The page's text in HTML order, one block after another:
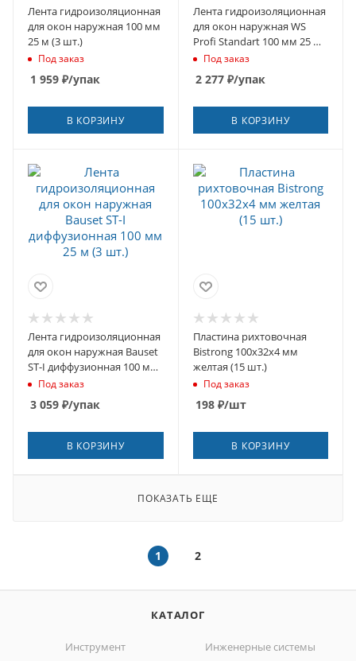
Лента гидроизоляционная
для окон наружная 100 мм
25 м (3 шт.)
Под заказ
1 959 ₽/упак
В КОРЗИНУ
Лента гидроизоляционная
для окон наружная WS
Profi Standart 100 мм 25 м
(3 шт.)
Под заказ
2 277₽/упак
В КОРЗИНУ
Лента гидроизоляционная
для окон наружная Bauset
ST-I диффузионная 100 мм
25 м (3 шт.)
Под заказ
3 059 ₽/упак
В КОРЗИНУ
Пластина рихтовочная
Bistrong 100х32х4 мм
желтая (15 шт.)
Под заказ
198₽/шт
В КОРЗИНУ
ПОКАЗАТЬ ЕЩЕ
1 2
КАТАЛОГ
Инструмент
Инженерные системы